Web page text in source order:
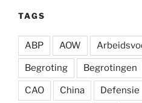
TAGS
ABP AOW
Begroting Begrotingen
CAO China Defensie